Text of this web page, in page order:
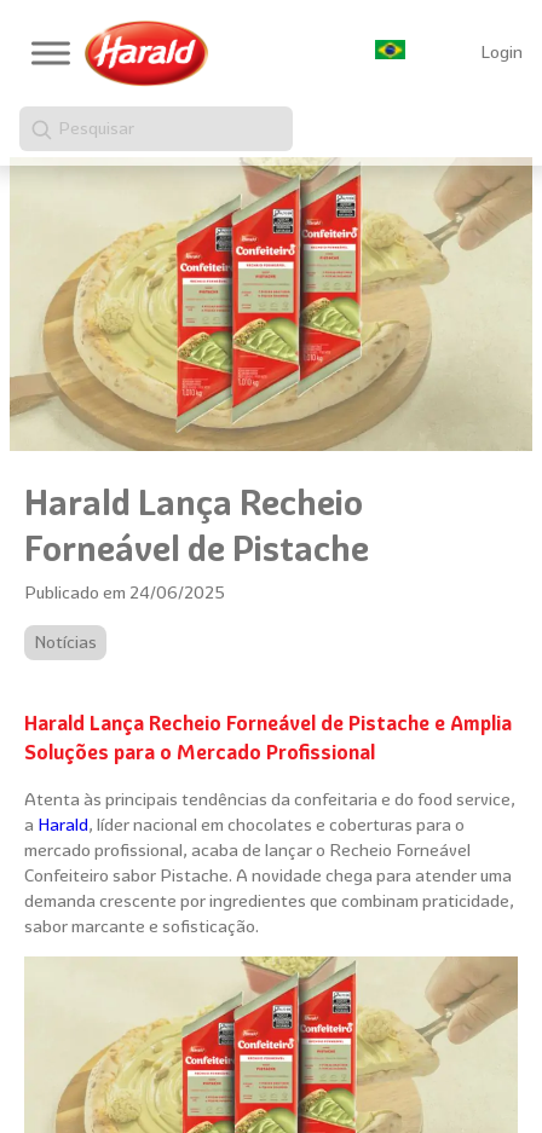
Login
Pesquisar
Harald Lança Recheio
Forneável de Pistache
Publicado em 24/06/2025
Notícias
Harald Lança Recheio Forneável de Pistache e Amplia
Soluções para o Mercado Profissional
Atenta às principais tendências da confeitaria e do food service,
a Harald, líder nacional em chocolates e coberturas para o
mercado profissional, acaba de lançar o Recheio Forneável
Confeiteiro sabor Pistache. A novidade chega para atender uma
demanda crescente por ingredientes que combinam praticidade,
sabor marcante e sofisticação.